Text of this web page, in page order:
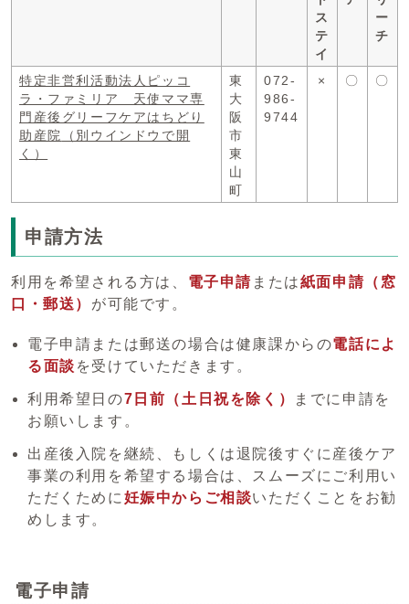
ス
テ
イ
ー
チ
特定非営利活動法人ピッコ
ラ・ファミリア 天使ママ専
門産後グリーフケアはちどり
助産院
（別ウインドウで開
く）
東
大
阪
市
東
山
町
072-
986-
9744
× 〇 〇
申請方法
利用を希望される方は、 電子申請 または紙面申請（窓
口・郵送） が可能です。
電子申請または郵送の場合は健康課からの電話によ
る面談 を受けていただきます。
利用希望日の7日前（土日祝を除く）
までに申請を
お願いします。
出産後入院を継続、もしくは退院後すぐに産後ケア
事業の利用を希望する場合は、スムーズにご利用い
ただくために 妊娠中からご相談いただくことをお勧
めします。
電子申請